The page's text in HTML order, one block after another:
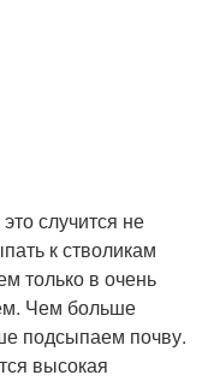
случится не
к стволикам
только в очень
Чем больше
подсыпаем почву.
высокая